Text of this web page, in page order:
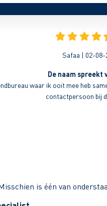
Safaa | 02-08-
De naam spreekt
waar ik ooit mee heb
contactpersoon bij
is één van